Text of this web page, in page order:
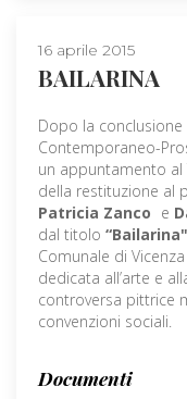
16 aprile 2015
BAILARINA
Dopo la conclusione
Contemporaneo-
un appuntamento al
della restituzione al
Patricia Zanco e
dal titolo “Bailarina"
Comunale di Vicenza
dedicata all’arte e
controversa pittrice
convenzioni sociali.
Documenti